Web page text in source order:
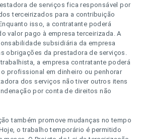
de serviços fica responsável por
terceirizados para a contribuição
isso, a contratante poderá
valor pago à empresa terceirizada. A
subsidiária da empresa
obrigações da prestadora de serviços.
a empresa contratante poderá
profissional em dinheiro ou penhorar
dos serviços não tiver outros itens
por conta de direitos não
também promove mudanças no tempo
o trabalho temporário é permitido